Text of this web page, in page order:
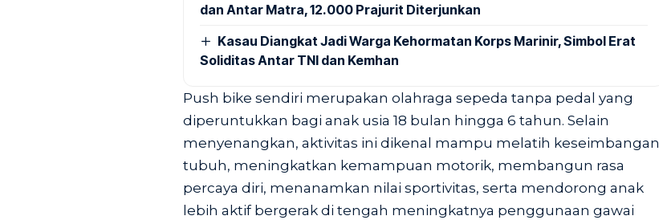
dan Antar Matra, 12.000 Prajurit Diterjunkan
Kasau Diangkat Jadi Warga Kehormatan Korps Marinir, Simbol Erat
Soliditas Antar TNI dan Kemhan
Push bike sendiri merupakan olahraga sepeda tanpa pedal yang
diperuntukkan bagi anak usia 18 bulan hingga 6 tahun. Selain
menyenangkan, aktivitas ini dikenal mampu melatih keseimbangan
tubuh, meningkatkan kemampuan motorik, membangun rasa
percaya diri, menanamkan nilai sportivitas, serta mendorong anak
lebih aktif bergerak di tengah meningkatnya penggunaan gawai